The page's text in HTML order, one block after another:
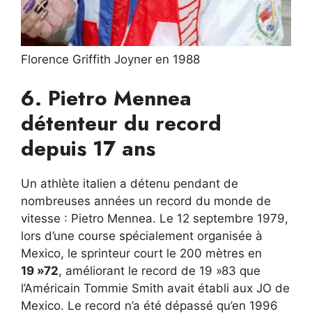
Florence Griffith Joyner en 1988
6. Pietro Mennea
détenteur du record
depuis 17 ans
Un athlète italien a détenu pendant de
nombreuses années un record du monde de
vitesse : Pietro Mennea. Le 12 septembre 1979,
lors d’une course spécialement organisée à
Mexico, le sprinteur court le 200 mètres en
19 »72, améliorant le record de 19 »83 que
l’Américain Tommie Smith avait établi aux JO de
Mexico. Le record n’a été dépassé qu’en 1996